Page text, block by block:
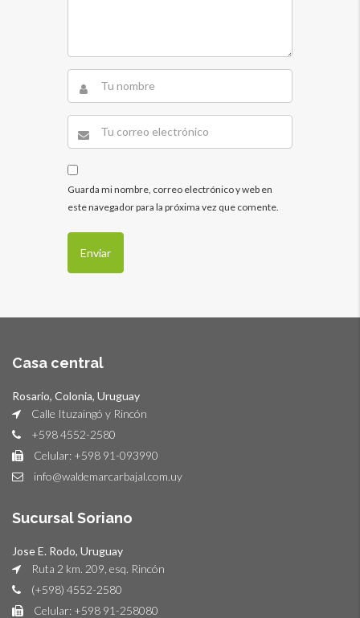
Guarda mi nombre, correo electrónico y web en
este navegador para la próxima vez que comente.
Casa central
Rosario, Colonia, Uruguay
Calle Ituzaingó y Rincón
+598 4552-2580
Celular: +598 91-093990
info@waldemarcarbajal.com.uy
Sucursal Soriano
Jose E. Rodo, Uruguay
Ruta 2 km. 209, esq. Rincón
(+598) 4552-2580
Celular: +598 91-258080